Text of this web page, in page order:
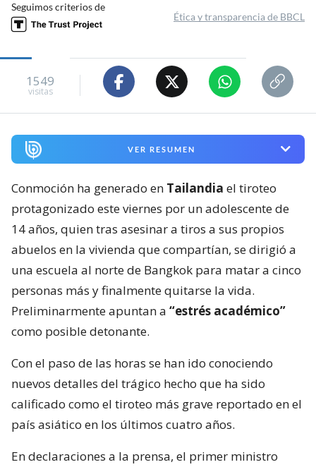
Seguimos criterios de
Ética y transparencia de BBCL
1549
visitas
VER RESUMEN
Conmoción ha generado en Tailandia el tiroteo
protagonizado este viernes por un adolescente de
14 años, quien tras asesinar a tiros a sus propios
abuelos en la vivienda que compartían, se dirigió a
una escuela al norte de Bangkok para matar a cinco
personas más y finalmente quitarse la vida.
Preliminarmente apuntan a “estrés académico”
como posible detonante.
Con el paso de las horas se han ido conociendo
nuevos detalles del trágico hecho que ha sido
calificado como el tiroteo más grave reportado en el
país asiático en los últimos cuatro años.
En declaraciones a la prensa, el primer ministro